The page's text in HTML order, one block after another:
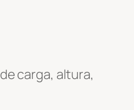
carga, altura,